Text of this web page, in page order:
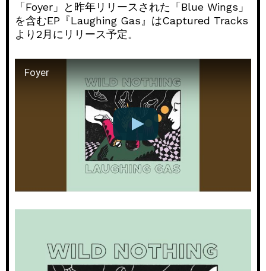
「Foyer」と昨年リリースされた「Blue Wings」
を含むEP『Laughing Gas』はCaptured Tracks
より2月にリリース予定。
Foyer